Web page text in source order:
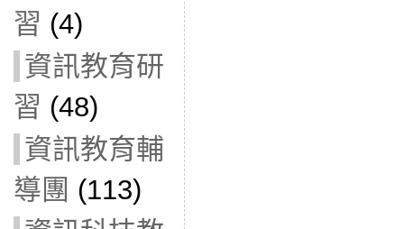
習 (4)
資訊教育研
習 (48)
資訊教育輔
導團 (113)